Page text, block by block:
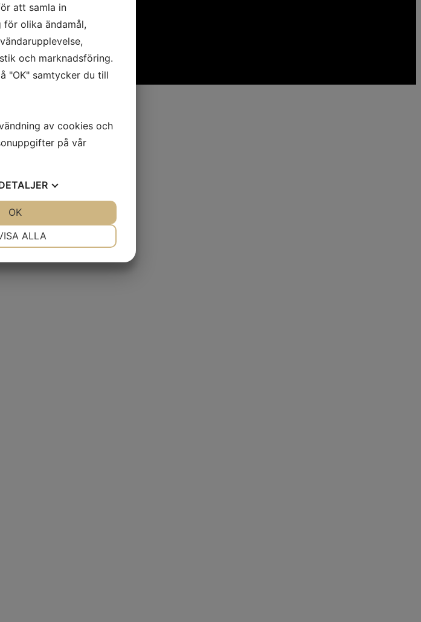
och i rätt tid.
att samla in
olika ändamål,
och marknadsföring.
"OK" samtycker du till
av cookies och
på vår
ALLA
OK